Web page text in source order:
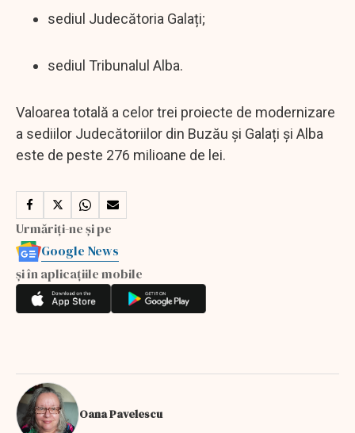
sediul Judecătoria Galați;
sediul Tribunalul Alba.
Valoarea totală a celor trei proiecte de modernizare
a sediilor Judecătoriilor din Buzău și Galați și Alba
este de peste 276 milioane de lei.
Urmăriți-ne și pe
Google News
și în aplicațiile mobile
Oana Pavelescu